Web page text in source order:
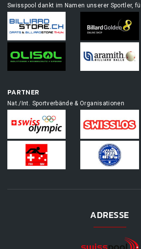
Swisspool dankt im Namen unserer Sportler,
PARTNER
Nat./Int. Sportverbände & Organisationen
ADRESSE